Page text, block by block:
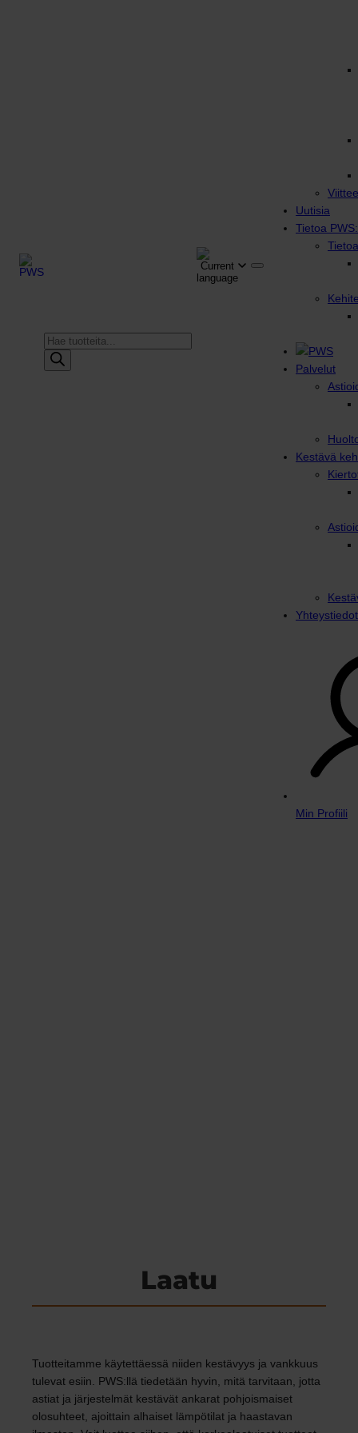
Products
search
Uutisia
Tietoa
Palvelut
Kestävä
Yhteystiedot
Min Profiili
Laatu
Tuotteitamme käytettäessä niiden kestävyys ja vankkuus
tulevat esiin. PWS:llä tiedetään hyvin, mitä tarvitaan, jotta
astiat ja järjestelmät kestävät ankarat pohjoismaiset
olosuhteet, ajoittain alhaiset lämpötilat ja haastavan